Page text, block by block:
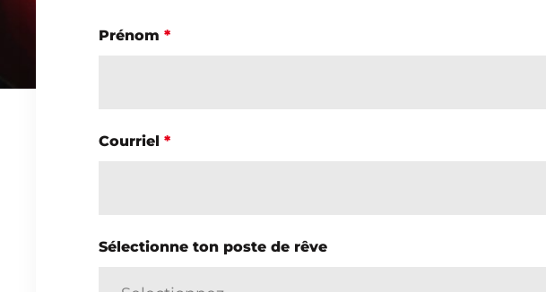
Prénom *
Courriel *
Sélectionne ton poste de rêve